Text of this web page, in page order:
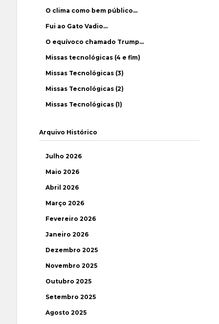
O clima como bem público…
Fui ao Gato Vadio…
O equívoco chamado Trump…
Missas tecnológicas (4 e fim)
Missas Tecnológicas (3)
Missas Tecnológicas (2)
Missas Tecnológicas (1)
Arquivo Histórico
Julho 2026
Maio 2026
Abril 2026
Março 2026
Fevereiro 2026
Janeiro 2026
Dezembro 2025
Novembro 2025
Outubro 2025
Setembro 2025
Agosto 2025